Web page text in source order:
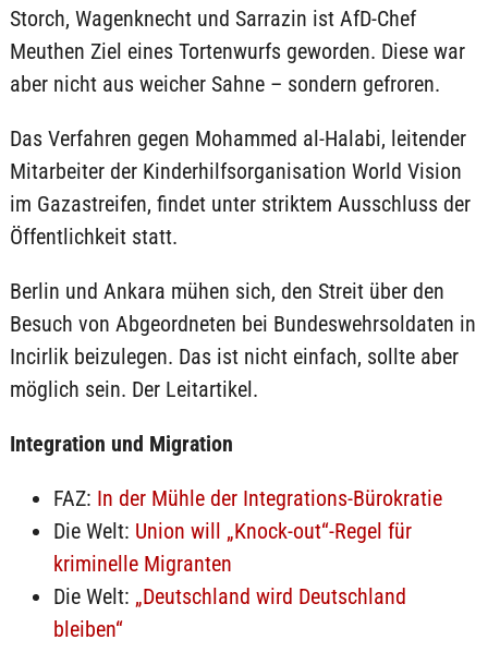
Storch, Wagenknecht und Sarrazin ist AfD-Chef
Meuthen Ziel eines Tortenwurfs geworden. Diese war
aber nicht aus weicher Sahne – sondern gefroren.
Das Verfahren gegen Mohammed al-Halabi, leitender
Mitarbeiter der Kinderhilfsorganisation World Vision
im Gazastreifen, findet unter striktem Ausschluss der
Öffentlichkeit statt.
Berlin und Ankara mühen sich, den Streit über den
Besuch von Abgeordneten bei Bundeswehrsoldaten in
Incirlik beizulegen. Das ist nicht einfach, sollte aber
möglich sein. Der Leitartikel.
Integration und Migration
FAZ: In der Mühle der Integrations-Bürokratie
Die Welt: Union will „Knock-out“-Regel für
kriminelle Migranten
Die Welt: „Deutschland wird Deutschland
bleiben“